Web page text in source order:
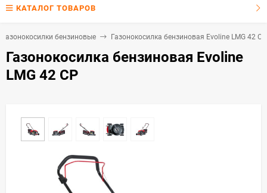
КАТАЛОГ ТОВАРОВ
Газонокосилки бензиновые Газонокосилка бензиновая Evoline LMG 42 CP
Газонокосилка бензиновая Evoline
LMG 42 CP